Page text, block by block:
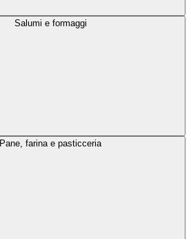
Salumi e formaggi
Pane, farina e pasticceria